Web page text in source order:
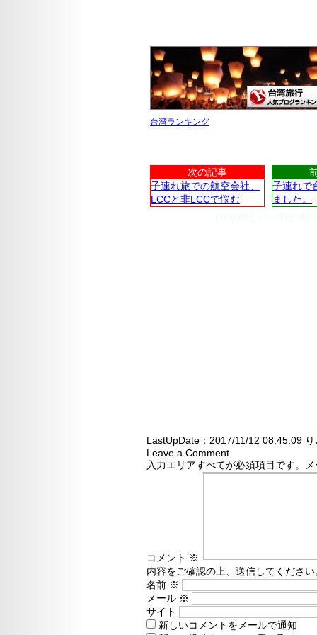
台湾ランキング
次の記事
子連れ旅での航空会社、
LCCと非LCCで悩む
子連れで
ました。
LastUpDate： 2017/11/12 08:45:09
Leave a Comment
入力エリアすべてが必須項目です。
コメント ※
内容をご確認の上、送信してください
名前 ※
メール ※
サイト
新しいコメントをメールで通知